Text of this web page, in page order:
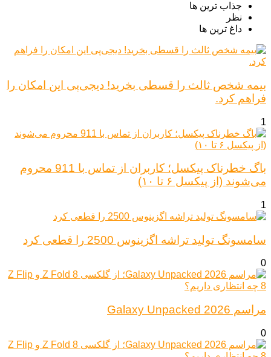
جذاب ترین ها
نظر
داغ ترین ها
بیمه شخص ثالث را قسطی بخرید! دیجی‌پی این امکان را
فراهم کرد.
1
باگ خطرناک پیکسل؛ کاربران از تماس با 911 محروم
می‌شوند (از پیکسل ۶ تا ۱۰)
1
سامسونگ تولید تراشه اگزینوس 2500 را قطعی کرد
0
مراسم Galaxy Unpacked 2026
0